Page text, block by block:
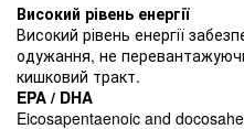
Високий рівень енергії
Високий рівень енергії
одужання, не
кишковий тракт.
EPA / DHA
Eicosapentaenoic and